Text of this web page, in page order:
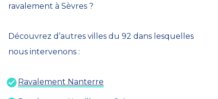
ravalement à Sèvres ?
Découvrez d’autres villes du 92 dans lesquelles
nous intervenons :
Ravalement Nanterre